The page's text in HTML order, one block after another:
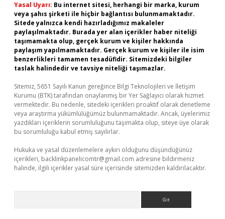
Yasal Uyarı: Bu internet sitesi, herhangi bir marka, kurum
veya şahıs şirketi ile hiçbir bağlantısı bulunmamaktadır.
Sitede yalnızca kendi hazırladığımız makaleler
paylaşılmaktadır. Burada yer alan içerikler haber niteliği
taşımamakta olup, gerçek kurum ve kişiler hakkında
paylaşım yapılmamaktadır. Gerçek kurum ve kişiler ile isim
benzerlikleri tamamen tesadüfidir. Sitemizdeki bilgiler
taslak halindedir ve tavsiye niteliği taşımazlar.
Sitemiz, 5651 Sayılı Kanun gereğince Bilgi Teknolojileri ve İletişim
Kurumu (BTK) tarafından onaylanmış bir Yer Sağlayıcı olarak hizmet
vermektedir. Bu nedenle, sitedeki içerikleri proaktif olarak denetleme
veya araştırma yükümlülüğümüz bulunmamaktadır. Ancak, üyelerimiz
yazdıkları içeriklerin sorumluluğunu taşımakta olup, siteye üye olarak
bu sorumluluğu kabul etmiş sayılırlar.
Hukuka ve yasal düzenlemelere aykırı olduğunu düşündüğünüz
içerikleri, backlinkpanelicomtr@gmail.com adresine bildirmeniz
halinde, ilgili içerikler yasal süre içerisinde sitemizden kaldırılacaktır.